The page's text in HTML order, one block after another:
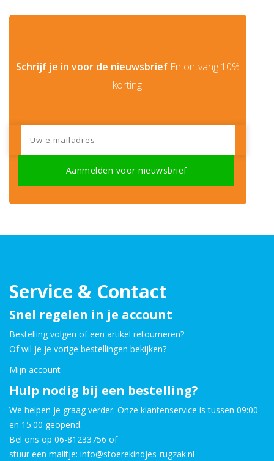
Schrijf je in voor de nieuwsbrief En ontvang 10%
korting!
Service & Contact
Snel regelen in je account
Bestelling volgen of een artikel retourneren?
Of wil je je vorige bestellingen bekijken?
Mijn account
Hulp nodig bij een bestelling?
We helpen je graag verder. Onze klantenservice is tussen 09:00
en 15:00 geopend.
Bel ons op 06-81233756 of
stuur een mailtje: info@stoerekindjes-rugzak.nl